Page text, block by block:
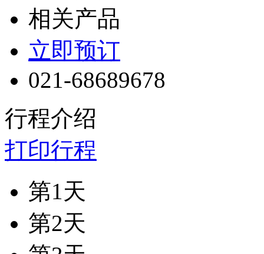
相关产品
立即预订
021-68689678
行程介绍
打印行程
第1天
第2天